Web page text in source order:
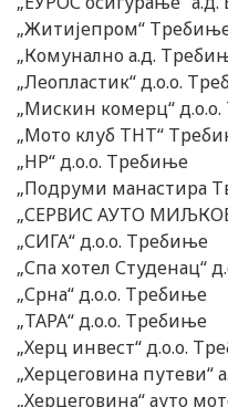
„Житијепром“
„Комунално а.д.
„Леопластик“ д.о.о.
„Мискин комерц“
„Мото клуб ТНТ“
„НР“ д.о.о. Требиње
„Подруми манастира
„СЕРВИС АУТО
„СИГА“ д.о.о. Требиње
„Спа хотел Студенац“
„Срна“ д.о.о. Требиње
„ТАРА“ д.о.о. Требиње
„Херц инвест“ д.о.о.
„Херцеговина путеви“
„Херцеговина“ ауто